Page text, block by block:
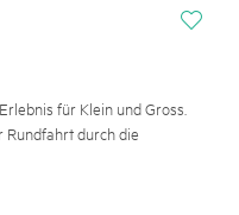
i
für Klein und Gross.
Rundfahrt durch die